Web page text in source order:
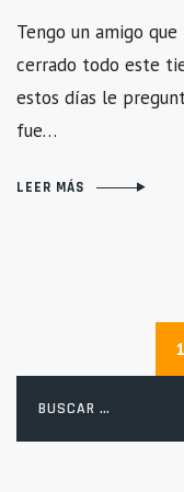
Tengo un amigo
cerrado todo este
estos días le
fue…
LEER MÁS
1